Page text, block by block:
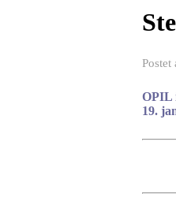
Postet
OPIL
19.